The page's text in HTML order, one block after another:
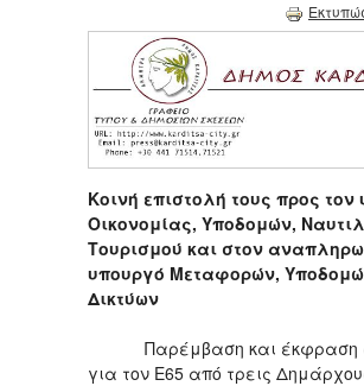
Κοινή επιστολή τους προς τον
Οικονομίας, Υποδομών,
Τουρισμού και στον
υπουργό Μεταφορών,
Δικτύων
Παρέμβαση και έκφραση
για τον Ε65 από τρεις